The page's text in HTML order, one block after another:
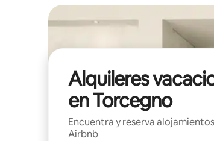
Alquileres
en Torcegno
Encuentra y reserva
Airbnb